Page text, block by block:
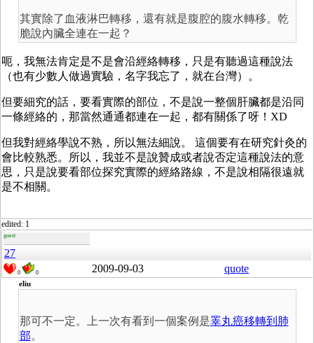
其實除了血液淋巴轉移，還有就是腹腔的腹水轉移。乾
脆說內臟全連在一起？
呃，我無法肯定是不是會沿經絡轉移，只是有聽過這種說法
（也有少數人做過實驗，名字我忘了，就在台灣）。
但要細究的話，要看實際的部位，不是說一整個肝臟都是沿同
一條經絡的，那當然通通都連在一起，都有關係了呀！XD
但我對經絡學說不熟，所以無法細說。 這個要有在研究針灸的
會比較熟悉。所以，我並不是說贊成或者說否定這種說法的意
思，只是說要看部位探究實際的經絡路線，不是說相隔很遠就
是不相關。
edited: 1
guest
27
0 0 2009-09-03 quote
eliu
那可不一定。上一次有看到一個案例是睪丸癌移轉到肺
部。